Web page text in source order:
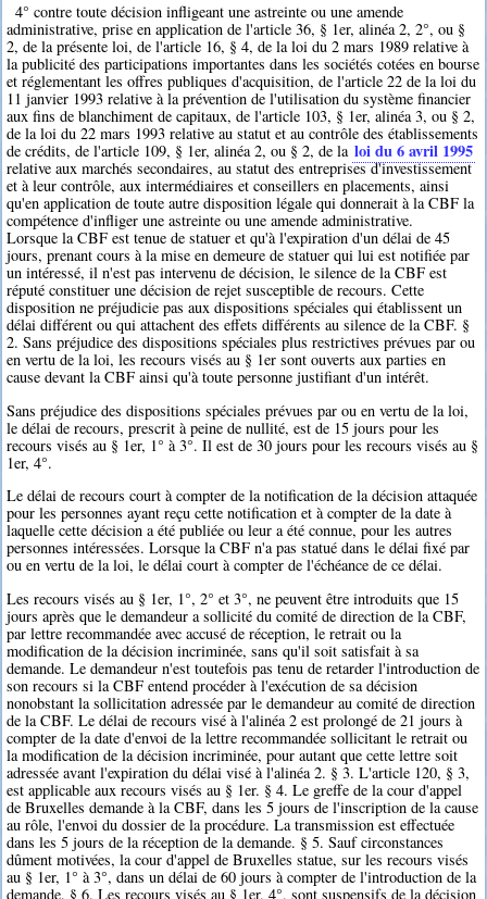
4° contre toute décision infligeant une astreinte ou une amende
administrative, prise en application de l'article 36, § 1er, alinéa 2, 2°, ou §
2, de la présente loi, de l'article 16, § 4, de la loi du 2 mars 1989 relative à
la publicité des participations importantes dans les sociétés cotées en bourse
et réglementant les offres publiques d'acquisition, de l'article 22 de la loi du
11 janvier 1993 relative à la prévention de l'utilisation du système financier
aux fins de blanchiment de capitaux, de l'article 103, § 1er, alinéa 3, ou § 2,
de la loi du 22 mars 1993 relative au statut et au contrôle des établissements
de crédits, de l'article 109, § 1er, alinéa 2, ou § 2, de la loi du 6 avril 1995
relative aux marchés secondaires, au statut des entreprises d'investissement
et à leur contrôle, aux intermédiaires et conseillers en placements, ainsi
qu'en application de toute autre disposition légale qui donnerait à la CBF la
compétence d'infliger une astreinte ou une amende administrative.
Lorsque la CBF est tenue de statuer et qu'à l'expiration d'un délai de 45
jours, prenant cours à la mise en demeure de statuer qui lui est notifiée par
un intéressé, il n'est pas intervenu de décision, le silence de la CBF est
réputé constituer une décision de rejet susceptible de recours. Cette
disposition ne préjudicie pas aux dispositions spéciales qui établissent un
délai différent ou qui attachent des effets différents au silence de la CBF. §
2. Sans préjudice des dispositions spéciales plus restrictives prévues par ou
en vertu de la loi, les recours visés au § 1er sont ouverts aux parties en
cause devant la CBF ainsi qu'à toute personne justifiant d'un intérêt.
Sans préjudice des dispositions spéciales prévues par ou en vertu de la loi,
le délai de recours, prescrit à peine de nullité, est de 15 jours pour les
recours visés au § 1er, 1° à 3°. Il est de 30 jours pour les recours visés au §
1er, 4°.
Le délai de recours court à compter de la notification de la décision attaquée
pour les personnes ayant reçu cette notification et à compter de la date à
laquelle cette décision a été publiée ou leur a été connue, pour les autres
personnes intéressées. Lorsque la CBF n'a pas statué dans le délai fixé par
ou en vertu de la loi, le délai court à compter de l'échéance de ce délai.
Les recours visés au § 1er, 1°, 2° et 3°, ne peuvent être introduits que 15
jours après que le demandeur a sollicité du comité de direction de la CBF,
par lettre recommandée avec accusé de réception, le retrait ou la
modification de la décision incriminée, sans qu'il soit satisfait à sa
demande. Le demandeur n'est toutefois pas tenu de retarder l'introduction de
son recours si la CBF entend procéder à l'exécution de sa décision
nonobstant la sollicitation adressée par le demandeur au comité de direction
de la CBF. Le délai de recours visé à l'alinéa 2 est prolongé de 21 jours à
compter de la date d'envoi de la lettre recommandée sollicitant le retrait ou
la modification de la décision incriminée, pour autant que cette lettre soit
adressée avant l'expiration du délai visé à l'alinéa 2. § 3. L'article 120, § 3,
est applicable aux recours visés au § 1er. § 4. Le greffe de la cour d'appel
de Bruxelles demande à la CBF, dans les 5 jours de l'inscription de la cause
au rôle, l'envoi du dossier de la procédure. La transmission est effectuée
dans les 5 jours de la réception de la demande. § 5. Sauf circonstances
dûment motivées, la cour d'appel de Bruxelles statue, sur les recours visés
au § 1er, 1° à 3°, dans un délai de 60 jours à compter de l'introduction de la
demande. § 6. Les recours visés au § 1er, 4°, sont suspensifs de la décision